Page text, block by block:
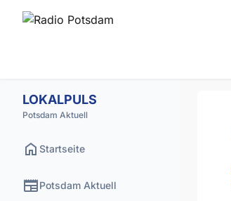
LOKALPULS
Potsdam Aktuell
home Startseite
newspaperPotsdam Aktuell